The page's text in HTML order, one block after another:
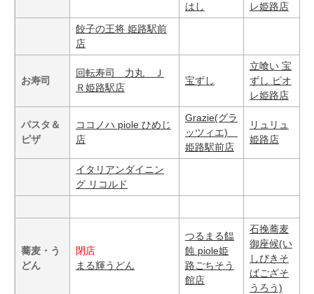
はし
レ姫路店
餃子の王将 姫路駅前
店
お寿司
回転寿司 力丸 Ｊ
Ｒ姫路駅店
宝ずし
立喰い 宝
ずし ピオ
レ姫路店
パスタ＆
ピザ
ココノハ piole ひめじ
店
Grazie(グラ
ッツィエ)
姫路駅前店
リュリュ
姫路店
イタリアンダイニン
グ リコルド
蕎麦・う
どん
閉店
まる輝うどん
つるまる饂
飩 piole姫
路ごちそう
館店
石挽蕎麦
御座候(い
しびきそ
ばござそ
うろう)